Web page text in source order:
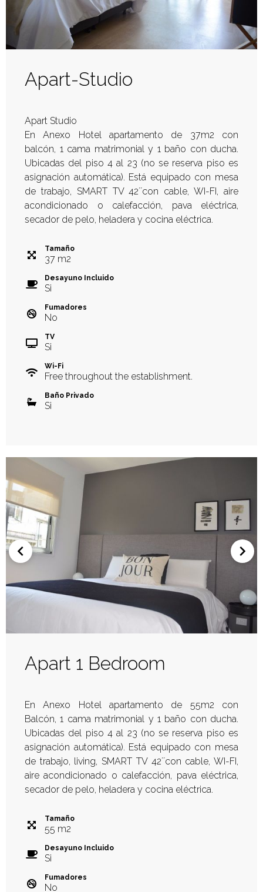
Apart-Studio
Apart Studio
En Anexo Hotel apartamento de 37m2 con
balcón, 1 cama matrimonial y 1 baño con ducha.
Ubicadas del piso 4 al 23 (no se reserva piso es
asignación automática). Está equipado con mesa
de trabajo, SMART TV 42´´con cable, WI-FI, aire
acondicionado o calefacción, pava eléctrica,
secador de pelo, heladera y cocina eléctrica.
Tamaño
37 m2
Desayuno Incluido
Si
Fumadores
No
TV
Si
Wi-Fi
Free throughout the establishment.
Baño Privado
Si
Apart 1 Bedroom
En Anexo Hotel apartamento de 55m2 con
Balcón, 1 cama matrimonial y 1 baño con ducha.
Ubicadas del piso 4 al 23 (no se reserva piso es
asignación automática). Está equipado con mesa
de trabajo, living, SMART TV 42´´con cable, WI-FI,
aire acondicionado o calefacción, pava eléctrica,
secador de pelo, heladera y cocina eléctrica.
Tamaño
55 m2
Desayuno Incluido
Si
Fumadores
No